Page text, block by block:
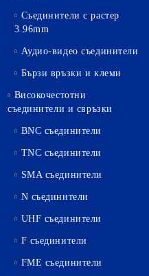
Съединители с растер
3.96mm
Аудио-видео съединители
Бързи връзки и клеми
Високочестотни
съединители и свръзки
BNC съединители
TNC съединители
SMA съединители
N съединители
UHF съединители
F съединители
FME съединители